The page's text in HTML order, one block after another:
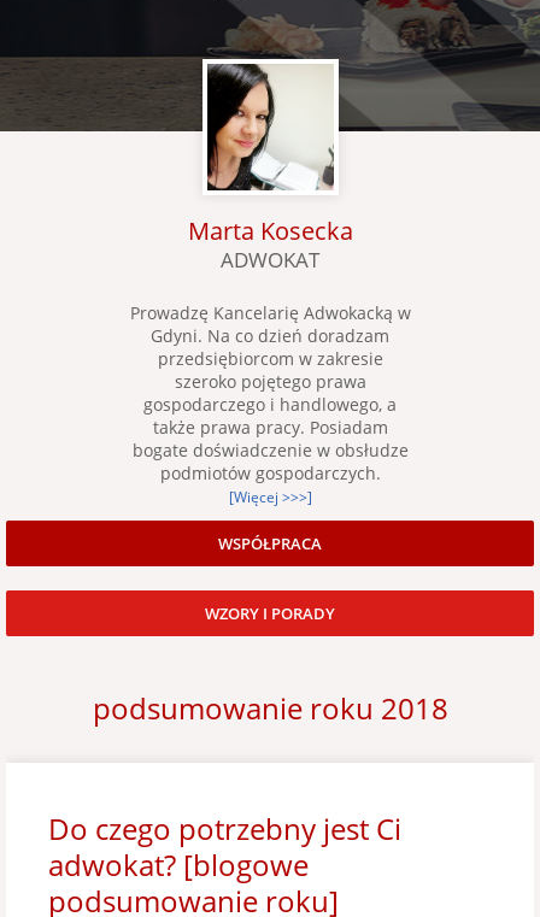
Marta Kosecka
ADWOKAT
Prowadzę Kancelarię Adwokacką w
Gdyni. Na co dzień doradzam
przedsiębiorcom w zakresie
szeroko pojętego prawa
gospodarczego i handlowego, a
także prawa pracy. Posiadam
bogate doświadczenie w obsłudze
podmiotów gospodarczych.
[Więcej >>>]
WSPÓŁPRACA
WZORY I PORADY
podsumowanie roku 2018
Do czego potrzebny jest Ci
adwokat? [blogowe
podsumowanie roku]